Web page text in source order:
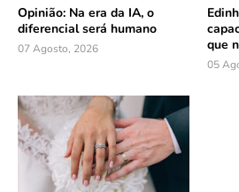
Opinião: Na era da IA, o
diferencial será humano
07 Agosto, 2026
que
05